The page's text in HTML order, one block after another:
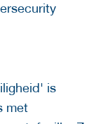
is
met